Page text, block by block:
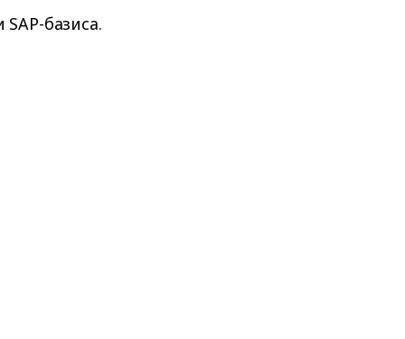
базиса.